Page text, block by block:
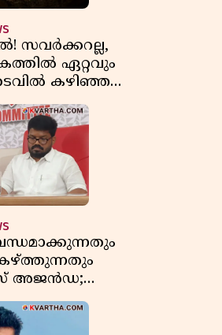
സവർക്കറല്ല,
ഏറ്റവും
കഴിഞ്ഞ
ഇദ്ദേഹം! ഒരു
സേനാനിയുടെ
കഥ
അജൻഡ;
വിജയൻ